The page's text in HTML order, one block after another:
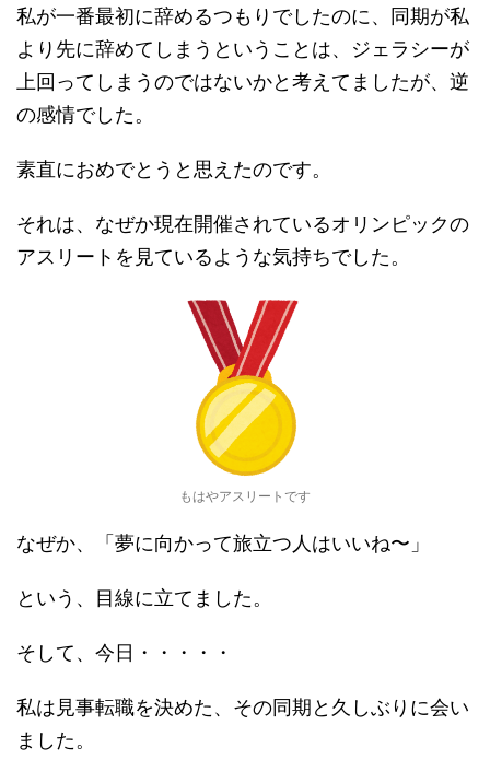
私が一番最初に辞めるつもりでしたのに、同期が私
より先に辞めてしまうということは、ジェラシーが
上回ってしまうのではないかと考えてましたが、逆
の感情でした。
素直におめでとうと思えたのです。
それは、なぜか現在開催されているオリンピックの
アスリートを見ているような気持ちでした。
もはやアスリートです
なぜか、「夢に向かって旅立つ人はいいね〜」
という、目線に立てました。
そして、今日・・・・・
私は見事転職を決めた、その同期と久しぶりに会い
ました。